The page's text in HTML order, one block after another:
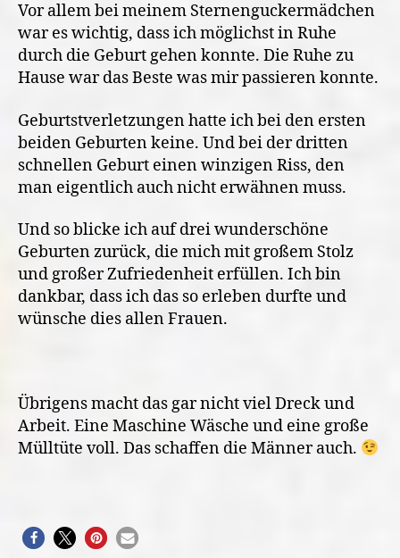
Vor allem bei meinem Sternenguckermädchen
war es wichtig, dass ich möglichst in Ruhe
durch die Geburt gehen konnte. Die Ruhe zu
Hause war das Beste was mir passieren konnte.
Geburtstverletzungen hatte ich bei den ersten
beiden Geburten keine. Und bei der dritten
schnellen Geburt einen winzigen Riss, den
man eigentlich auch nicht erwähnen muss.
Und so blicke ich auf drei wunderschöne
Geburten zurück, die mich mit großem Stolz
und großer Zufriedenheit erfüllen. Ich bin
dankbar, dass ich das so erleben durfte und
wünsche dies allen Frauen.
Übrigens macht das gar nicht viel Dreck und
Arbeit. Eine Maschine Wäsche und eine große
Mülltüte voll. Das schaffen die Männer auch.